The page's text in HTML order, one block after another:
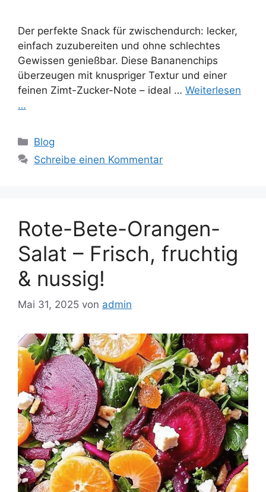
Der perfekte Snack für zwischendurch: lecker,
einfach zuzubereiten und ohne schlechtes
Gewissen genießbar. Diese Bananenchips
überzeugen mit knuspriger Textur und einer
feinen Zimt-Zucker-Note – ideal … Weiterlesen
…
Kategorien
Blog
Schreibe einen Kommentar
Rote-Bete-Orangen-
Salat – Frisch, fruchtig
& nussig!
Mai 31, 2025 von admin